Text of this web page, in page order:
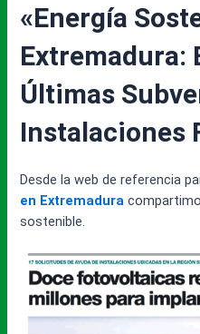
«Energía
Extremadura:
Últimas
Instalaciones
Desde la web de referencia
en Extremadura
sostenible.